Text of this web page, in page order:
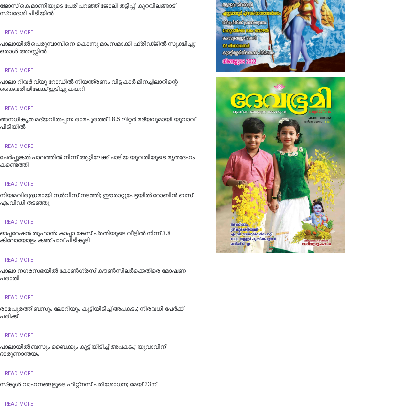
ജോസ് കെ മാണിയുടെ പേര് പറഞ്ഞ് ജോലി തട്ടിപ്പ്; കുറവിലങ്ങാട്
സ്വദേശി പിടിയിൽ
READ MORE
പാലായിൽ പെരുമ്പാമ്പിനെ കൊന്നു മാംസമാക്കി ഫ്രിഡ്ജിൽ സൂക്ഷിച്ചു;
ഒരാൾ അറസ്റ്റിൽ
READ MORE
പാലാ റിവർ വ്യൂ റോഡിൽ നിയന്ത്രണം വിട്ട കാർ മീനച്ചിലാറിന്റെ
കൈവരിയിലേക്ക് ഇടിച്ചു കയറി
READ MORE
അനധികൃത മദ്യവിൽപ്പന: രാമപുരത്ത് 18.5 ലിറ്റർ മദ്യവുമായി യുവാവ്
പിടിയിൽ
READ MORE
ചേർപ്പുങ്കൽ പാലത്തിൽ നിന്ന് ആറ്റിലേക്ക് ചാടിയ യുവതിയുടെ മൃതദേഹം
കണ്ടെത്തി
READ MORE
നിയമവിരുദ്ധമായി സര്‍വീസ് നടത്തി; ഈരാറ്റുപേട്ടയില്‍ റോബിന്‍ ബസ്
എംവിഡി തടഞ്ഞു
READ MORE
ഓപ്പറേഷൻ തൂഫാൻ: കാപ്പാ കേസ് പ്രതിയുടെ വീട്ടിൽ നിന്ന് 3.8
കിലോയോളം കഞ്ചാവ് പിടികൂടി
READ MORE
പാലാ നഗരസഭയിൽ കോൺഗ്രസ് കൗൺസിലർക്കെതിരെ മോഷണ
പരാതി
READ MORE
രാമപുരത്ത് ബസും ലോറിയും കൂട്ടിയിടിച്ച് അപകടം; നിരവധി പേർക്ക്
പരിക്ക്
READ MORE
പാലായില്‍ ബസും ബൈക്കും കൂട്ടിയിടിച്ച് അപകടം; യുവാവിന്
ദാരുണാന്ത്യം
READ MORE
സ്‌കൂള്‍ വാഹനങ്ങളുടെ ഫിറ്റ്‌നസ് പരിശോധന; മേയ് 23ന്
READ MORE